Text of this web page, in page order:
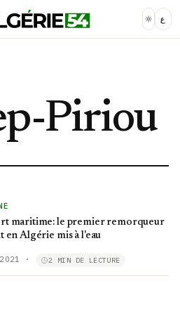
ع
Piriou
maritime: le premier remorqueur
en Algérie mis à l'eau
· 2 MIN DE LECTURE